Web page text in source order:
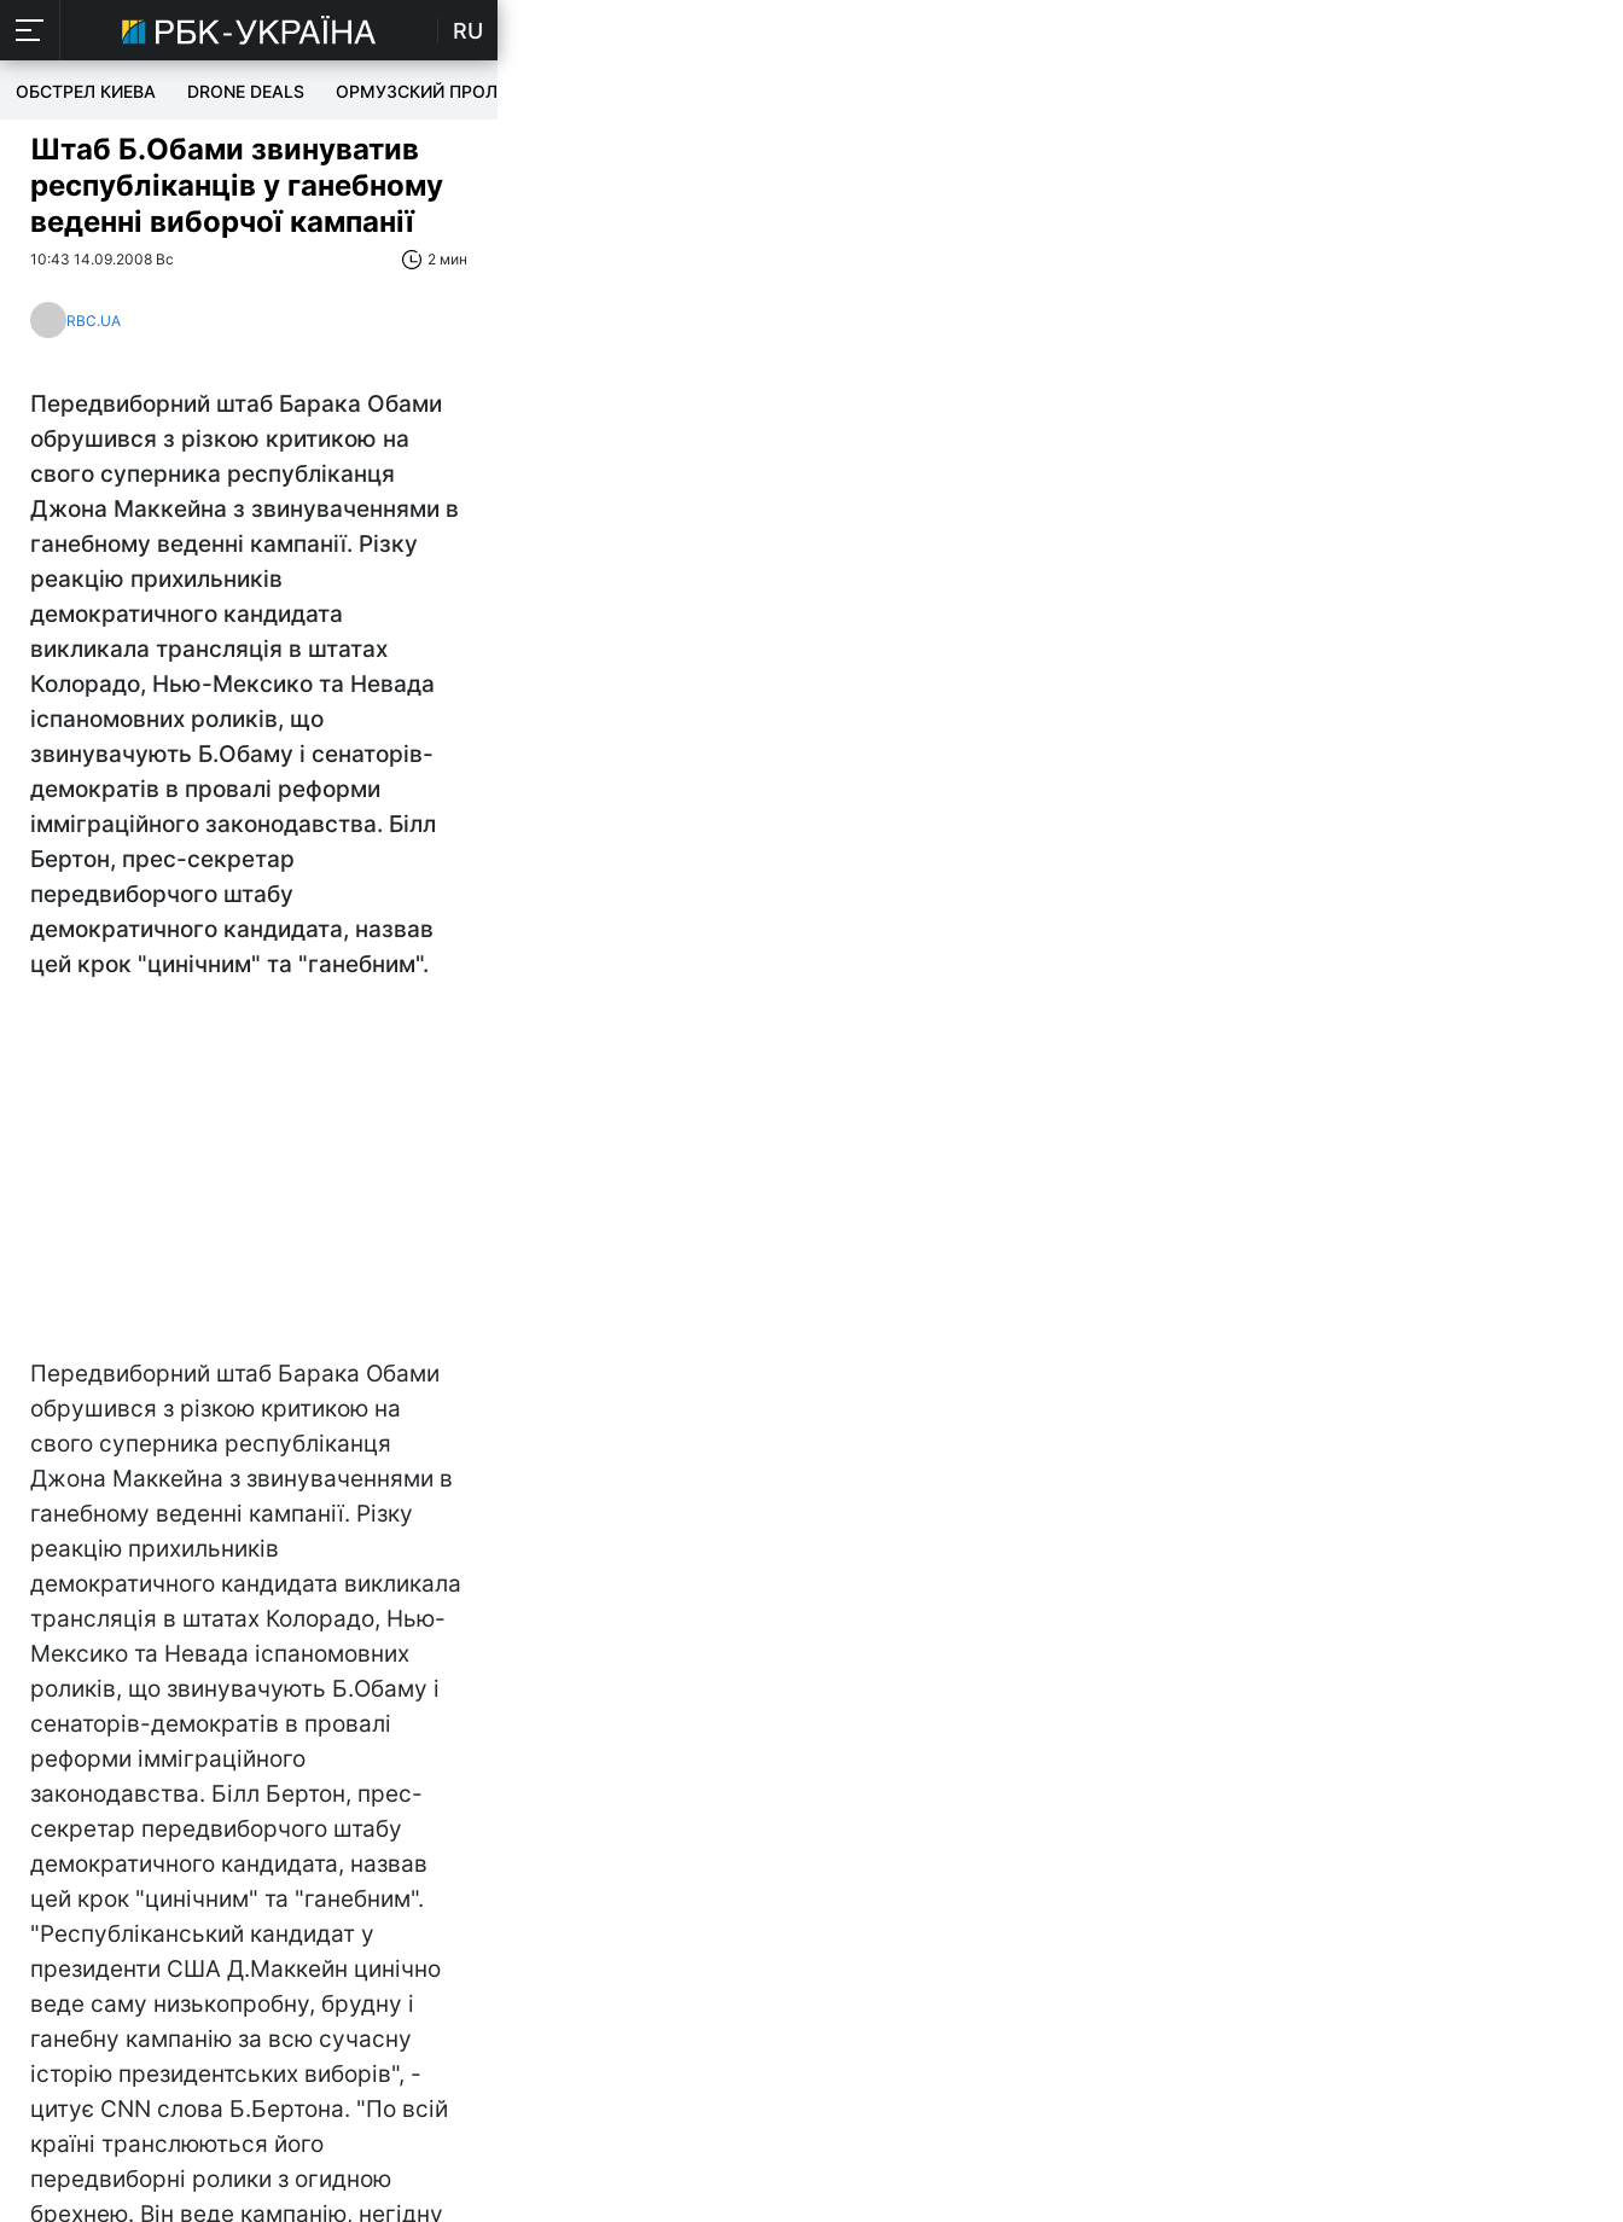
RU
ОБСТРЕЛ КИЕВА DRONE DEALS ОРМУЗСКИЙ ПРОЛИВ
Штаб Б.Обами звинуватив
республіканців у ганебному
веденні виборчої кампанії
10:43 14.09.2008 Вс 2 мин
RBC.UA
Передвиборний штаб Барака Обами
обрушився з різкою критикою на
свого суперника республіканця
Джона Маккейна з звинуваченнями в
ганебному веденні кампанії. Різку
реакцію прихильників
демократичного кандидата
викликала трансляція в штатах
Колорадо, Нью-Мексико та Невада
іспаномовних роликів, що
звинувачують Б.Обаму і сенаторів-
демократів в провалі реформи
імміграційного законодавства. Білл
Бертон, прес-секретар
передвиборчого штабу
демократичного кандидата, назвав
цей крок "цинічним" та "ганебним".
Передвиборний штаб Барака Обами
обрушився з різкою критикою на
свого суперника республіканця
Джона Маккейна з звинуваченнями в
ганебному веденні кампанії. Різку
реакцію прихильників
демократичного кандидата викликала
трансляція в штатах Колорадо, Нью-
Мексико та Невада іспаномовних
роликів, що звинувачують Б.Обаму і
сенаторів-демократів в провалі
реформи імміграційного
законодавства. Білл Бертон, прес-
секретар передвиборчого штабу
демократичного кандидата, назвав
цей крок "цинічним" та "ганебним".
"Республіканський кандидат у
президенти США Д.Маккейн цинічно
веде саму низькопробну, брудну і
ганебну кампанію за всю сучасну
історію президентських виборів", -
цитує CNN слова Б.Бертона. "По всій
країні транслюються його
передвиборні ролики з огидною
брехнею. Він веде кампанію, негідну